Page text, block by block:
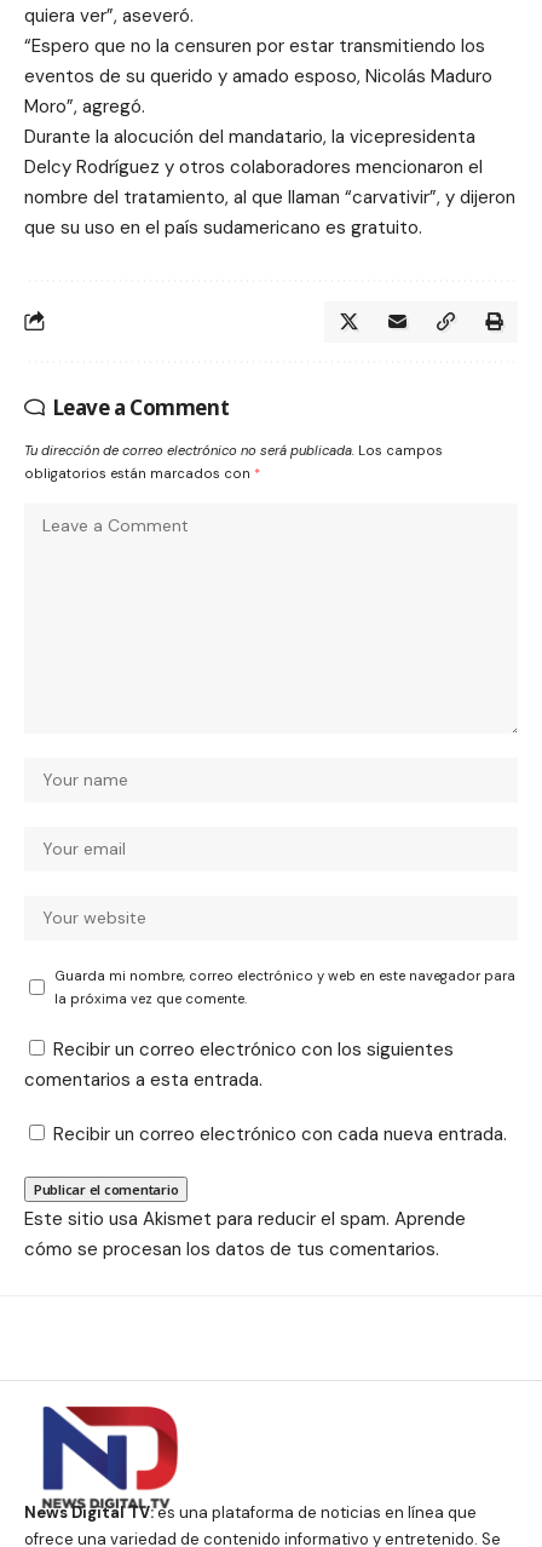
quiera ver”, aseveró.
“Espero que no la censuren por estar transmitiendo los
eventos de su querido y amado esposo, Nicolás Maduro
Moro”, agregó.
Durante la alocución del mandatario, la vicepresidenta
Delcy Rodríguez y otros colaboradores mencionaron el
nombre del tratamiento, al que llaman “carvativir”, y dijeron
que su uso en el país sudamericano es gratuito.
Leave a Comment
Tu dirección de correo electrónico no será publicada. Los campos
obligatorios están marcados con *
Guarda mi nombre, correo electrónico y web en este navegador para
la próxima vez que comente.
Recibir un correo electrónico con los siguientes
comentarios a esta entrada.
Recibir un correo electrónico con cada nueva entrada.
Este sitio usa Akismet para reducir el spam. Aprende
cómo se procesan los datos de tus comentarios.
News Digital TV:es una plataforma de noticias en línea que
ofrece una variedad de contenido informativo y entretenido. Se